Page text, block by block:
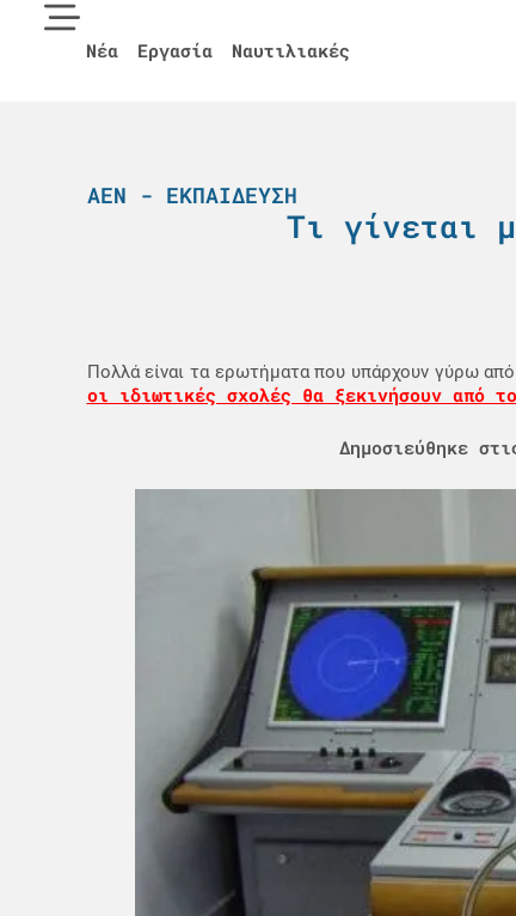
Νέα Εργασία Ναυτιλιακές
ΑΕΝ - ΕΚΠΑΊΔΕΥΣΗ
Τι γίνεται
Πολλά είναι τα ερωτήματα που υπάρχουν γύρω
οι ιδιωτικές σχολές θα ξεκινήσουν από
Δημοσιεύθηκε